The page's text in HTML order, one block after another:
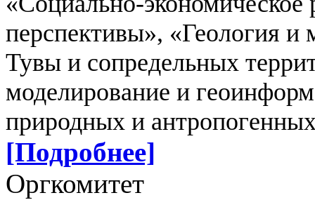
перспективы», «Геология и
Тувы и сопредельных
моделирование и
природных и
[Подробнее]
Оргкомитет